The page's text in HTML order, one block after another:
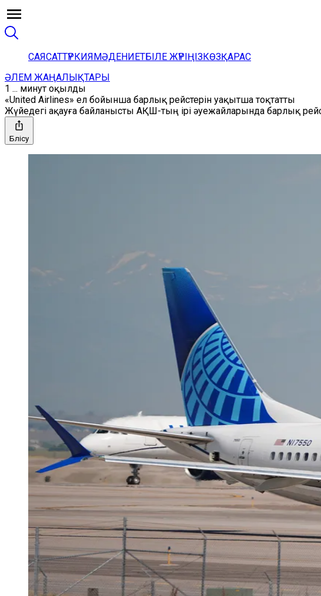
САЯСАТТҮРКИЯМӘДЕНИЕТБІЛЕ ЖҮРІҢІЗКӨЗҚАРАС
ӘЛЕМ ЖАҢАЛЫҚТАРЫ
1 ... минут оқылды
«United Airlines» ел бойынша барлық рейстерін уақытша тоқтатты
Жүйедегі ақауға байланысты АҚШ-тың ірі әуежайларында барлық
Бөлісу